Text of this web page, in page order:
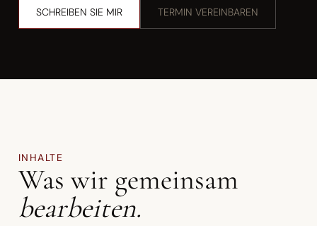
SCHREIBEN SIE MIR TERMIN VEREINBAREN
INHALTE
Was wir gemeinsam
bearbeiten.